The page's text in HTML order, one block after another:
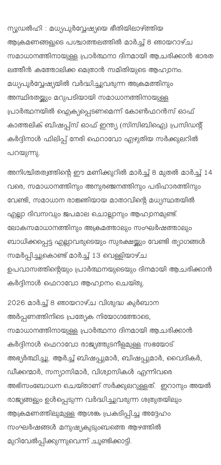
ന്യൂഡല്‍ഹി : മധ്യപൂര്‍വ്വേഷ്യയെ ഭീതിയിലാഴ്ത്തിയ
ആക്രമണങ്ങളുടെ പശ്ചാത്തലത്തില്‍ മാര്‍ച്ച് 8 ഞായറാഴ്ച
സമാധാനത്തിനായുള്ള പ്രാര്‍ത്ഥനാ ദിനമായി ആചരിക്കാന്‍ ഭാരത
ലത്തീന്‍ കത്തോലിക്ക മെത്രാന്‍ സമിതിയുടെ ആഹ്വാനം.
മധ്യപൂര്‍വ്വേഷ്യയില്‍ വര്‍ദ്ധിച്ചുവരുന്ന അക്രമത്തിനും
അസ്ഥിരതയ്ക്കും മറുപടിയായി സമാധാനത്തിനായുള്ള
പ്രാര്‍ത്ഥനയില്‍ ഐക്യപ്പെടണമെന്ന് കോണ്‍ഫറന്‍സ് ഓഫ്
കാത്തലിക് ബിഷപ്പ്‌സ് ഓഫ് ഇന്ത്യ (സിസിബിഐ) പ്രസിഡന്റ്
കര്‍ദ്ദിനാള്‍ ഫിലിപ്പ് നേരി ഫെറാവോ എഴുതിയ സര്‍ക്കുലറില്‍
പറയുന്നു.
അനിശ്ചിതത്വത്തിന്റെ ഈ മണിക്കൂറില്‍ മാര്‍ച്ച് 8 മുതല്‍ മാര്‍ച്ച് 14
വരെ, സമാധാനത്തിനും അനുരഞ്ജനത്തിനും പരിഹാരത്തിനും
വേണ്ടി, സമാധാന രാജ്ഞിയായ മാതാവിന്റെ മധ്യസ്ഥതയില്‍
എല്ലാ ദിവസവും ജപമാല ചൊല്ലാനും ആഹ്വാനമുണ്ട്.
ലോകസമാധാനത്തിനും അക്രമത്താലും സംഘര്‍ഷത്താലും
ബാധിക്കപ്പെട്ട എല്ലാവരുടെയും സുരക്ഷയ്ക്കും വേണ്ടി ത്യാഗങ്ങള്‍
സമര്‍പ്പിച്ചുകൊണ്ട് മാര്‍ച്ച് 13 വെള്ളിയാഴ്ച
ഉപവാസത്തിന്റെയും പ്രാര്‍ത്ഥനയുടെയും ദിനമായി ആചരിക്കാന്‍
കര്‍ദ്ദിനാള്‍ ഫെറാവോ ആഹ്വാനം ചെയ്തു.
2026 മാര്‍ച്ച് 8 ഞായറാഴ്ച വിശുദ്ധ കുര്‍ബാന
അര്‍പ്പണത്തിനിടെ പ്രത്യേക നിയോഗത്തോടെ,
സമാധാനത്തിനായുള്ള പ്രാര്‍ത്ഥനാ ദിനമായി ആചരിക്കാന്‍
കര്‍ദ്ദിനാള്‍ ഫെറാവോ രാജ്യത്തുടനീളമുള്ള സഭയോട്
അഭ്യര്‍ത്ഥിച്ചു. ആര്‍ച്ച് ബിഷപ്പുമാര്‍, ബിഷപ്പുമാര്‍, വൈദികര്‍,
ഡീക്കന്മാര്‍, സന്യാസിമാര്‍, വിശ്വാസികള്‍ എന്നിവരെ
അഭിസംബോധന ചെയ്താണ് സര്‍ക്കുലറുള്ളത്. ഇറാനും അയല്‍
രാജ്യങ്ങളും ഉള്‍പ്പെടുന്ന വര്‍ദ്ധിച്ചുവരുന്ന ശത്രുതയിലും
ആക്രമണത്തിലുമുള്ള ആശങ്ക പ്രകടിപ്പിച്ച അദ്ദേഹം
സംഘര്‍ഷങ്ങള്‍ മനുഷ്യകുടുംബത്തെ ആഴത്തില്‍
മുറിവേല്‍പ്പിക്കുന്നുവെന്ന് ചൂണ്ടിക്കാട്ടി.